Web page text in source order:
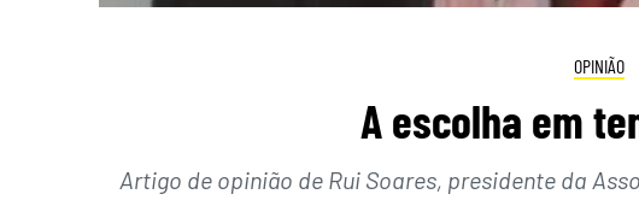
OPINIÃO
A escolha em
Artigo de opinião de Rui Soares, presidente da